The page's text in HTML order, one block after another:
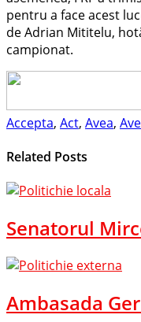
pentru a face acest
de Adrian Mititelu,
campionat.
Accepta, Act, Avea,
Related Posts
Senatorul
Ambasada